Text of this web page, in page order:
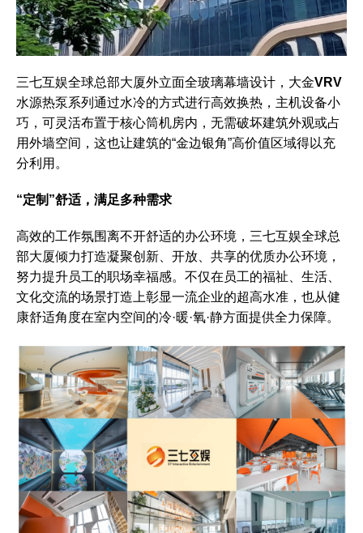
三七互娱全球总部大厦外立面全玻璃幕墙设计，大金VRV
水源热泵系列通过水冷的方式进行高效换热，主机设备小
巧，可灵活布置于核心筒机房内，无需破坏建筑外观或占
用外墙空间，这也让建筑的“金边银角”高价值区域得以充
分利用。
“定制”舒适，满足多种需求
高效的工作氛围离不开舒适的办公环境，三七互娱全球总
部大厦倾力打造凝聚创新、开放、共享的优质办公环境，
努力提升员工的职场幸福感。不仅在员工的福祉、生活、
文化交流的场景打造上彰显一流企业的超高水准，也从健
康舒适角度在室内空间的冷·暖·氧·静方面提供全力保障。